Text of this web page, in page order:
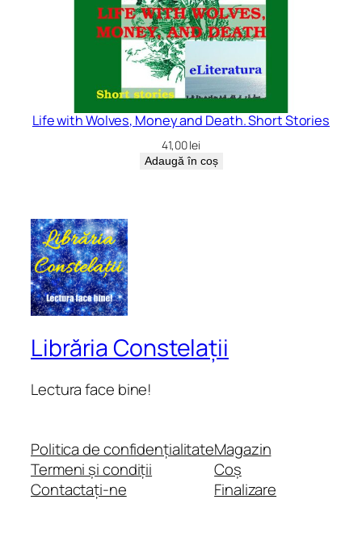
Life with Wolves, Money and Death. Short Stories
41,00lei
Adaugă în coș
Librăria Constelații
Lectura face bine!
Politica de confidențialitate
Termeni și condiții
Contactați-ne
Magazin
Coș
Finalizare